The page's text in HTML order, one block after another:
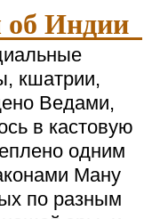
Индии
кшатрии,
Ведами,
в кастовую
одним
Ману
по разным